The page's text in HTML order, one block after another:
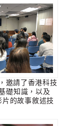
邀請了香港科技
礎知識，以及
的故事敘述技